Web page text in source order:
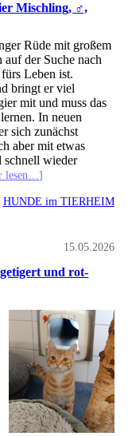
Mischling, ♂,
Rüde mit großem
auf der Suche nach
Leben ist.
bringt er viel
mit und muss das
In neuen
sich zunächst
aber mit etwas
schnell wieder
lesen…]
HUNDE im TIERHEIM
15.05.2026
und rot-